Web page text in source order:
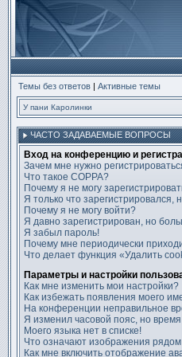
Темы без ответов | Активные темы
У пани Каролинки
ЧАСТО ЗАДАВАЕМЫЕ ВОПРОСЫ
Вход на конференцию и
Зачем мне нужно
Что такое COPPA?
Почему я не могу
Я только что зарегистрировался,
Почему я не могу войти?
Я давно зарегистрирован, но
Я забыл пароль!
Почему мне периодически
Что делает функция «Удалить
Параметры и настройки
Как мне изменить мои настройки?
Как избежать появления моего
На конференции неправильное
Я изменил часовой пояс, но
Моего языка нет в списке!
Что означают изображения
Как мне включить отображение